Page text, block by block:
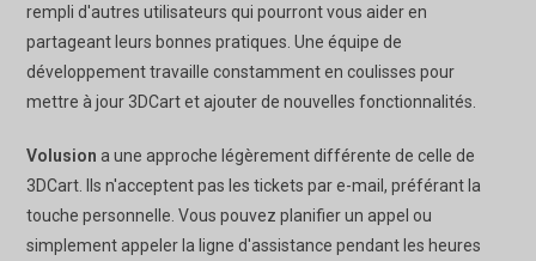
rempli d'autres utilisateurs qui pourront vous aider en
partageant leurs bonnes pratiques. Une équipe de
développement travaille constamment en coulisses pour
mettre à jour 3DCart et ajouter de nouvelles fonctionnalités.
Volusion a une approche légèrement différente de celle de
3DCart. Ils n'acceptent pas les tickets par e-mail, préférant la
touche personnelle. Vous pouvez planifier un appel ou
simplement appeler la ligne d'assistance pendant les heures